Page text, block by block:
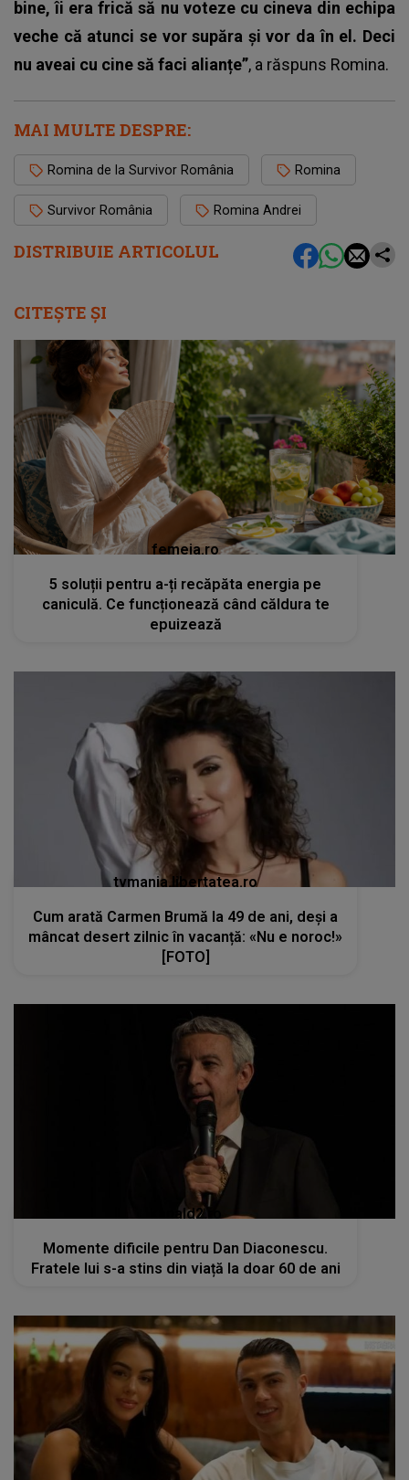
DISTRIBUIE ARTICOLUL
bine, îi era frică să nu voteze cu cineva din echipa
veche că atunci se vor supăra și vor da în el. Deci
nu aveai cu cine să faci alianțe”, a răspuns Romina.
MAI MULTE DESPRE:
Romina de la Survivor România Romina
Survivor România Romina Andrei
CITEȘTE ȘI
femeia.ro
5 soluții pentru a-ți recăpăta energia pe
caniculă. Ce funcționează când căldura te
epuizează
tvmania.libertatea.ro
Cum arată Carmen Brumă la 49 de ani, deși a
mâncat desert zilnic în vacanță: «Nu e noroc!»
[FOTO]
kanald2.ro
Momente dificile pentru Dan Diaconescu.
Fratele lui s-a stins din viață la doar 60 de ani